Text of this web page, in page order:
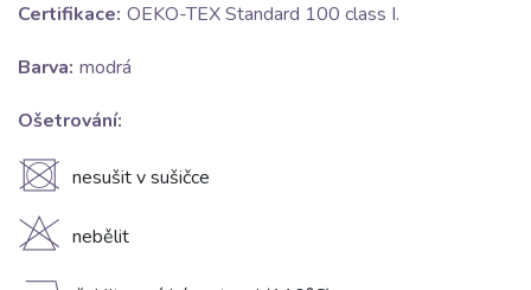
Certifikace: OEKO-TEX Standard 100 class I.
Barva: modrá
Ošetrování:
U nesušit v sušičce
H nebělit